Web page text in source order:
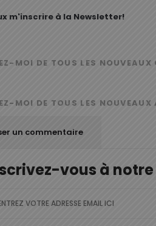
m'inscrire à la Newsletter!
MOI DE TOUS LES
MOI DE TOUS LES
vous à